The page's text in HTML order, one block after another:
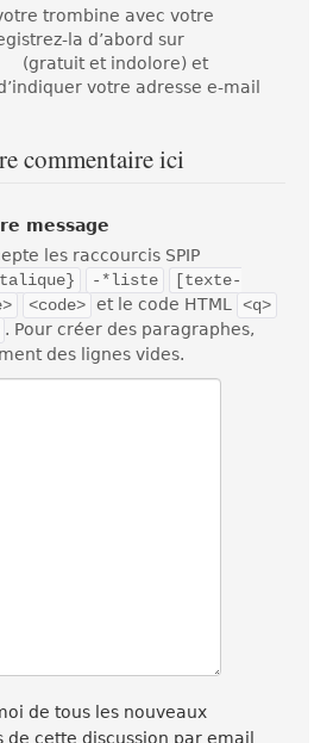
trombine avec votre
la d’abord sur
(gratuit et indolore) et
votre adresse e-mail
commentaire ici
message
les raccourcis SPIP
-*liste
[texte-
<code> et le code HTML
<q>
. Pour créer des paragraphes,
des lignes vides.
de tous les nouveaux
de cette discussion par email